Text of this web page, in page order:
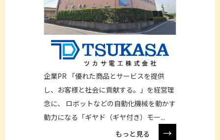
企業PR 「優れた商品とサービスを提供
し、お客様と社会に貢献する。」を経営理
念に、 ロボットなどの自動化機械を動かす
動力になる「ギヤド（ギヤ付き）モー...
もっと見る
→